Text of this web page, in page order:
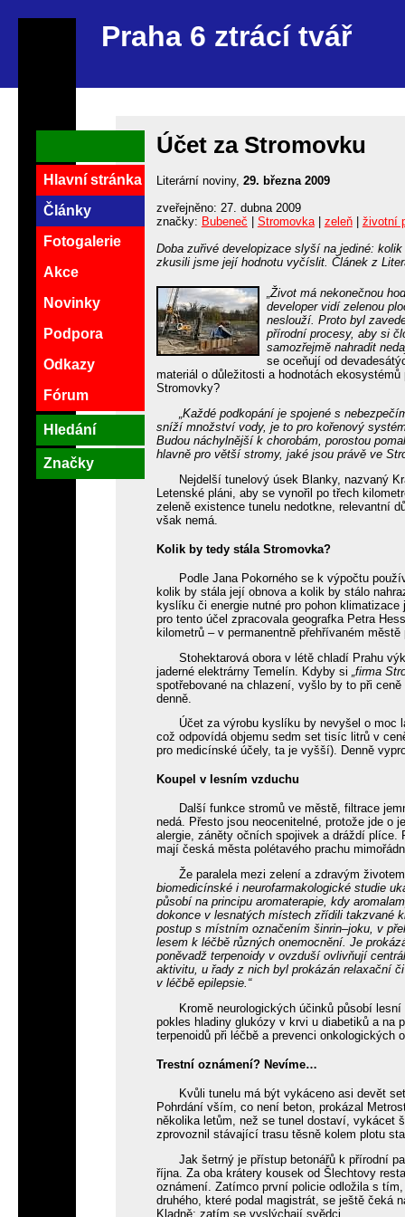
Praha 6 ztrácí tvář
Účet za Stromovku
Literární noviny, 29. března 2009
zveřejněno: 27. dubna 2009
značky: Bubeneč Stromovka| zeleň| životní
Doba zuřivé developizace slyší na jediné:
zkusili jsme její hodnotu vyčíslit. Článek z
„Život má nekonečnou
developer vidí zelenou
neslouží. Proto byl
přírodní procesy, aby si
samozřejmě nahradit
se oceňují od
materiál o důležitosti a hodnotách
Stromovky?
„Každé podkopání je spojené s
sníží množství vody, je to pro kořenový
Budou náchylnější k chorobám, porostou
hlavně pro větší stromy, jaké jsou právě ve
Nejdelší tunelový úsek Blanky, nazvaný
Letenské pláni, aby se vynořil po třech
zeleně existence tunelu nedotkne, relevantní
však nemá.
Kolik by tedy stála Stromovka?
Podle Jana Pokorného se k výpočtu
kolik by stála její obnova a kolik by stálo
kyslíku či energie nutné pro pohon
pro tento účel zpracovala geografka Petra
kilometrů – v permanentně přehřívaném
Stohektarová obora v létě chladí Prahu
jaderné elektrárny Temelín. Kdyby si „firma
spotřebované na chlazení, vyšlo by to při
denně.
Účet za výrobu kyslíku by nevyšel o moc
což odpovídá objemu sedm set tisíc litrů v
pro medicínské účely, ta je vyšší). Denně
Koupel v lesním vzduchu
Další funkce stromů ve městě, filtrace
nedá. Přesto jsou neocenitelné, protože jde o
alergie, záněty očních spojivek a dráždí plíce.
mají česká města polétavého prachu
Že paralela mezi zelení a zdravým
biomedicínské i neurofarmakologické studie
působí na principu aromaterapie, kdy
dokonce v lesnatých místech zřídili takzvané
postup s místním označením šinrin–joku, v
lesem k léčbě různých onemocnění. Je
poněvadž terpenoidy v ovzduší ovlivňují
aktivitu, u řady z nich byl prokázán relaxační
v léčbě epilepsie.“
Kromě neurologických účinků působí
pokles hladiny glukózy v krvi u diabetiků a na
terpenoidů při léčbě a prevenci onkologických
Trestní oznámení? Nevíme…
Kvůli tunelu má být vykáceno asi devět
Pohrdání vším, co není beton, prokázal
několika letům, než se tunel dostaví, vykácet
zprovoznil stávající trasu těsně kolem plotu
Jak šetrný je přístup betonářů k přírodní
října. Za oba krátery kousek od Šlechtovy
oznámení. Zatímco první policie odložila s
druhého, které podal magistrát, se ještě čeká
Kladně; zatím se vyslýchají svědci.
Hlavní stránka
Články
Fotogalerie
Akce
Novinky
Podpora
Odkazy
Fórum
Hledání
Značky